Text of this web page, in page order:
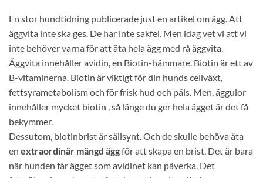
En stor hundtidning publicerade just en artikel om ägg. Att
äggvita inte ska ges. De har inte sakfel. Men idag vet vi att vi
inte behöver varna för att äta hela ägg med rå äggvita.
Äggvita innehåller avidin, en Biotin-hämmare. Biotin är ett av
B-vitaminerna. Biotin är viktigt för din hunds cellväxt,
fettsyrametabolism och för frisk hud och päls. Men, äggulor
innehåller mycket biotin , så länge du ger hela ägget är det få
bekymmer.
Dessutom, biotinbrist är sällsynt. Och de skulle behöva äta
en extraordinär mängd äggför att skapa en brist. Det är bara
när hunden får ägget som avidinet kan påverka. Det